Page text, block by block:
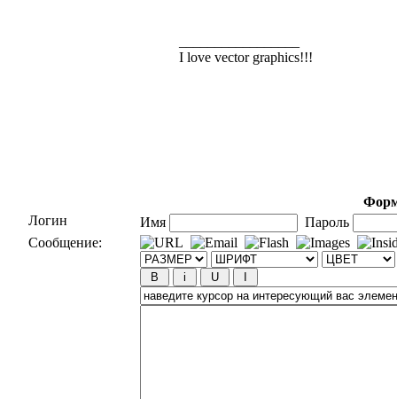
I love vector graphics!!!
Логин
Имя
Пароль
Сообщение: